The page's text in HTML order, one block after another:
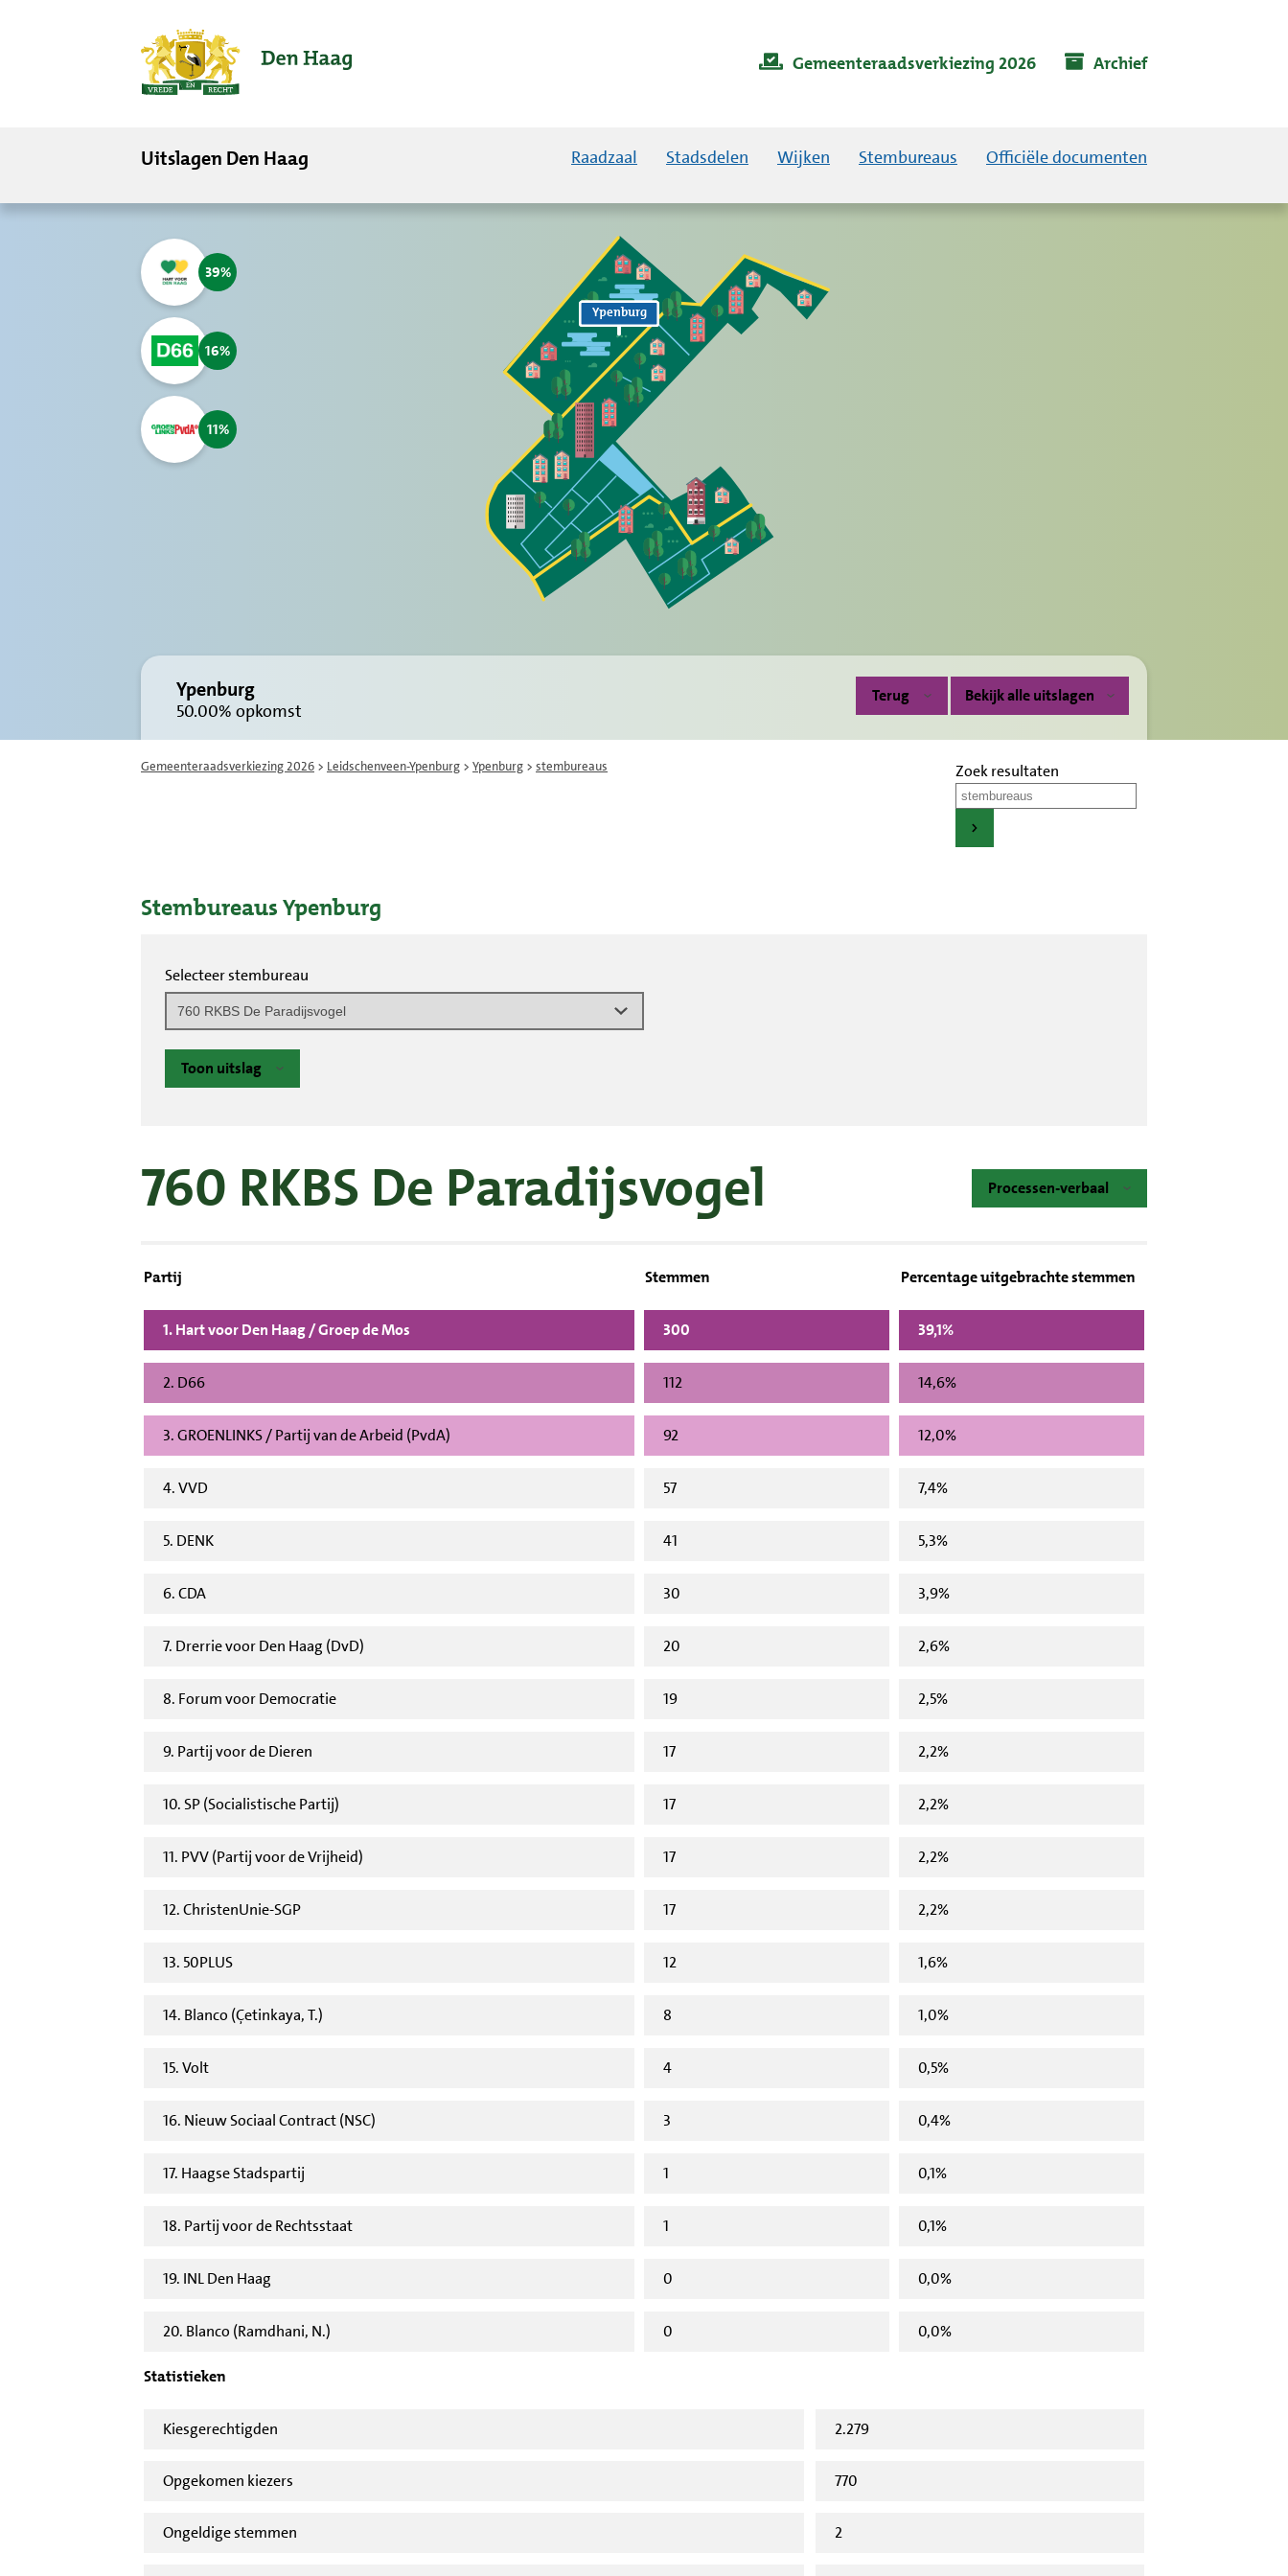
Gemeenteraadsverkiezing 2026 Archief
Uitslagen Den Haag Raadzaal Stadsdelen Wijken Stembureaus Officiële documenten
Ypenburg
Ypenburg
39
16
11
Ypenburg
50.00% opkomst
Terug Bekijk alle uitslagen
Gemeenteraadsverkiezing 2026 > Leidschenveen-Ypenburg > Ypenburg > stembureaus Zoek resultaten
Stembureaus Ypenburg
Selecteer stembureau
Toon uitslag
760 RKBS De Paradijsvogel Processen-verbaal
Partij Stemmen Percentage uitgebrachte stemmen
1. Hart voor Den Haag / Groep de Mos 300 39,1%
2. D66 112 14,6%
3. GROENLINKS / Partij van de Arbeid (PvdA) 92 12,0%
4. VVD 57 7,4%
5. DENK 41 5,3%
6. CDA 30 3,9%
7. Drerrie voor Den Haag (DvD) 20 2,6%
8. Forum voor Democratie 19 2,5%
9. Partij voor de Dieren 17 2,2%
10. SP (Socialistische Partij) 17 2,2%
11. PVV (Partij voor de Vrijheid) 17 2,2%
12. ChristenUnie-SGP 17 2,2%
13. 50PLUS 12 1,6%
14. Blanco (Çetinkaya, T.) 8 1,0%
15. Volt 4 0,5%
16. Nieuw Sociaal Contract (NSC) 3 0,4%
17. Haagse Stadspartij 1 0,1%
18. Partij voor de Rechtsstaat 1 0,1%
19. INL Den Haag 0 0,0%
20. Blanco (Ramdhani, N.) 0 0,0%
Statistieken
Kiesgerechtigden 2.279
Opgekomen kiezers 770
Ongeldige stemmen 2